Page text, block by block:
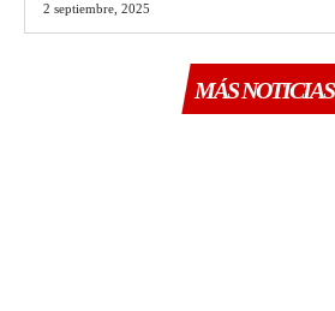
2 septiembre, 2025
MÁS NOTICIAS